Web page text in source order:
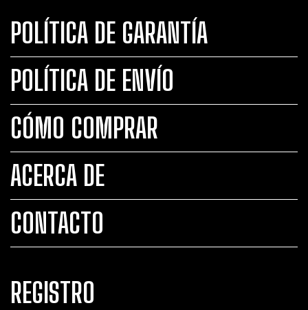
POLÍTICA DE GARANTÍA
POLÍTICA DE ENVÍO
CÓMO COMPRAR
ACERCA DE
CONTACTO
REGISTRO